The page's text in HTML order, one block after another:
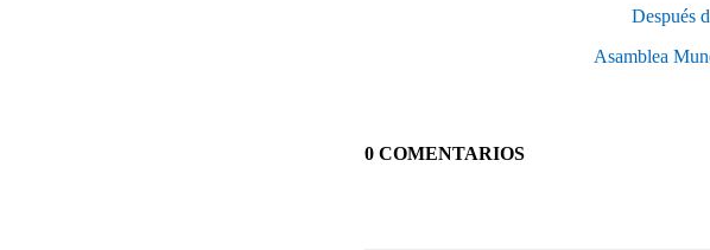
Después
Asamblea
0 COMENTARIOS